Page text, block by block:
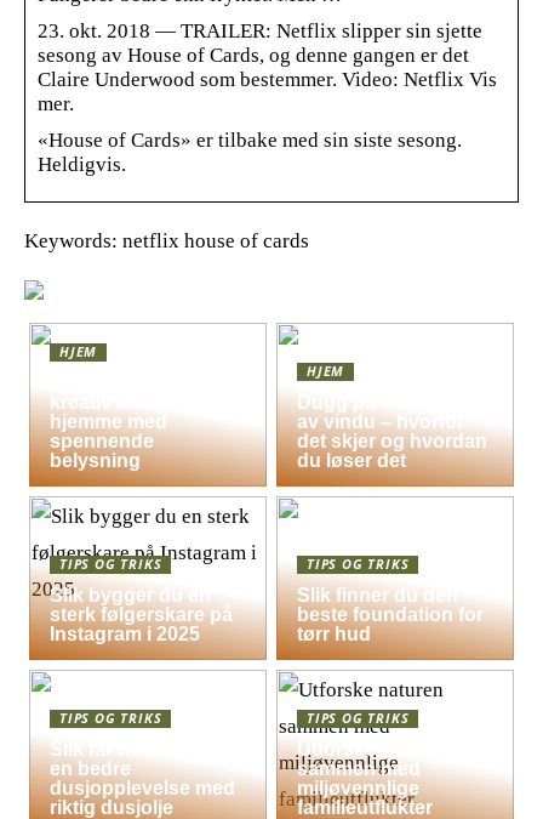
23. okt. 2018 — TRAILER: Netflix slipper sin sjette
sesong av House of Cards, og denne gangen er det
Claire Underwood som bestemmer. Video: Netflix Vis
mer.
«House of Cards» er tilbake med sin siste sesong.
Heldigvis.
Keywords: netflix house of cards
HJEM
kreativ atmosfære
hjemme med
spennende
belysning
HJEM
Dugg på indersiden
av vindu – hvorfor
det skjer og hvordan
du løser det
TIPS OG TRIKS
Slik bygger du en
sterk følgerskare på
Instagram i 2025
TIPS OG TRIKS
Slik finner du den
beste foundation for
tørr hud
TIPS OG TRIKS
Slik får hele familien
en bedre
dusjopplevelse med
riktig dusjolje
TIPS OG TRIKS
Utforske naturen
sammen med
miljøvennlige
familieutflukter